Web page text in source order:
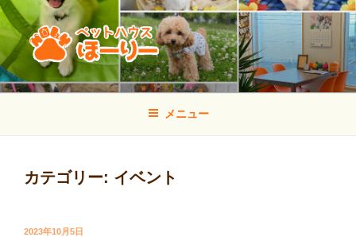
コ
ン
ン
ツ
ペットハウス ほーりー
山口県宇部市のトリミング・しつけ方教室・犬の幼稚園
メニュー
カテゴリー: イベント
投
2023年10月5日